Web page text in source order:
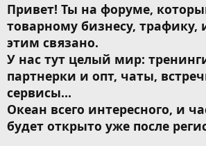
Привет! Ты на форуме,
товарному бизнесу, трафику,
этим связано.
У нас тут целый мир:
партнерки и опт, чаты,
сервисы...
Океан всего интересного, и
будет открыто уже после